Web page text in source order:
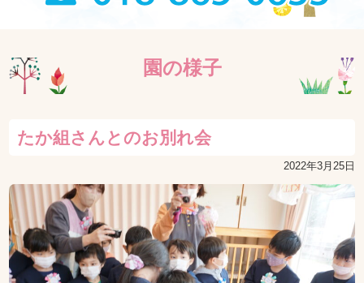
園の様子
たか組さんとのお別れ会
2022年3月25日